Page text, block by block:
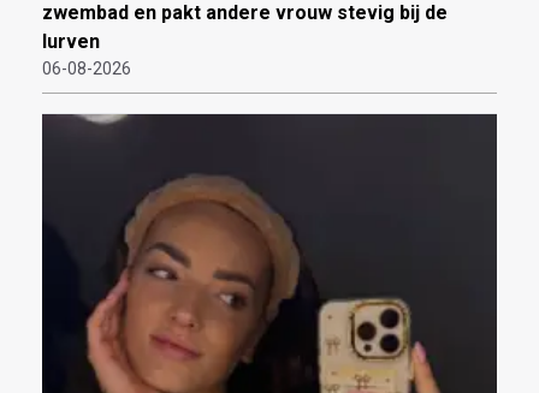
zwembad en pakt andere vrouw stevig bij de
lurven
06-08-2026